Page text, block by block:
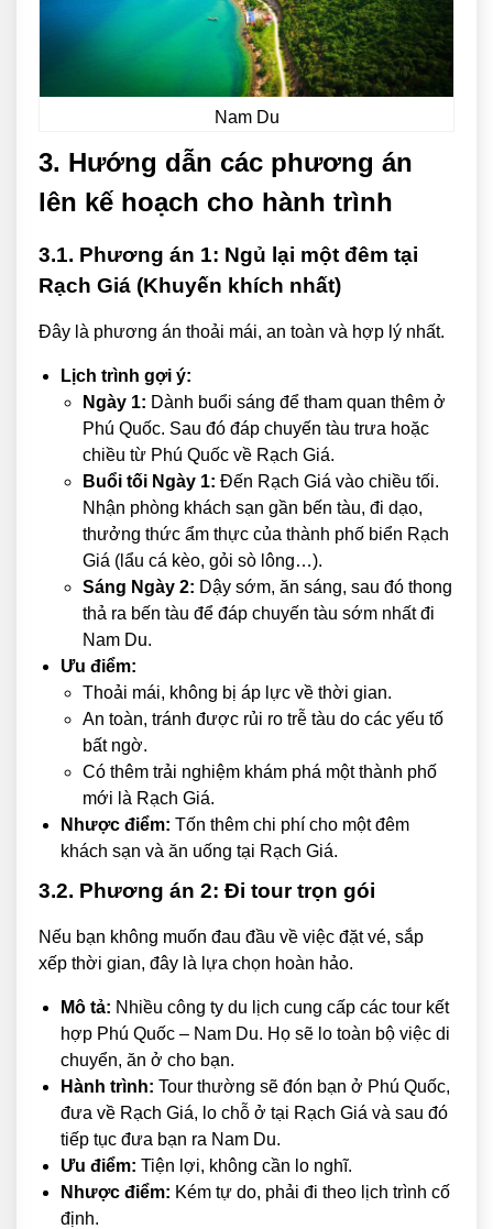
Nam Du
3. Hướng dẫn các phương án
lên kế hoạch cho hành trình
3.1. Phương án 1: Ngủ lại một đêm tại
Rạch Giá (Khuyến khích nhất)
Đây là phương án thoải mái, an toàn và hợp lý nhất.
Lịch trình gợi ý:
Ngày 1: Dành buổi sáng để tham quan thêm ở
Phú Quốc. Sau đó đáp chuyến tàu trưa hoặc
chiều từ Phú Quốc về Rạch Giá.
Buổi tối Ngày 1: Đến Rạch Giá vào chiều tối.
Nhận phòng khách sạn gần bến tàu, đi dạo,
thưởng thức ẩm thực của thành phố biển Rạch
Giá (lẩu cá kèo, gỏi sò lông…).
Sáng Ngày 2: Dậy sớm, ăn sáng, sau đó thong
thả ra bến tàu để đáp chuyến tàu sớm nhất đi
Nam Du.
Ưu điểm:
Thoải mái, không bị áp lực về thời gian.
An toàn, tránh được rủi ro trễ tàu do các yếu tố
bất ngờ.
Có thêm trải nghiệm khám phá một thành phố
mới là Rạch Giá.
Nhược điểm: Tốn thêm chi phí cho một đêm
khách sạn và ăn uống tại Rạch Giá.
3.2. Phương án 2: Đi tour trọn gói
Nếu bạn không muốn đau đầu về việc đặt vé, sắp
xếp thời gian, đây là lựa chọn hoàn hảo.
Mô tả: Nhiều công ty du lịch cung cấp các tour kết
hợp Phú Quốc – Nam Du. Họ sẽ lo toàn bộ việc di
chuyển, ăn ở cho bạn.
Hành trình: Tour thường sẽ đón bạn ở Phú Quốc,
đưa về Rạch Giá, lo chỗ ở tại Rạch Giá và sau đó
tiếp tục đưa bạn ra Nam Du.
Ưu điểm: Tiện lợi, không cần lo nghĩ.
Nhược điểm: Kém tự do, phải đi theo lịch trình cố
định.